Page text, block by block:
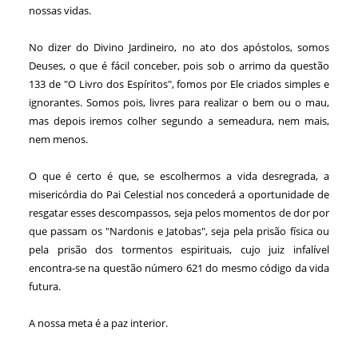
nossas vidas.
No dizer do Divino Jardineiro, no ato dos apóstolos, somos
Deuses, o que é fácil conceber, pois sob o arrimo da questão
133 de "O Livro dos Espíritos", fomos por Ele criados simples e
ignorantes. Somos pois, livres para realizar o bem ou o mau,
mas depois iremos colher segundo a semeadura, nem mais,
nem menos.
O que é certo é que, se escolhermos a vida desregrada, a
misericórdia do Pai Celestial nos concederá a oportunidade de
resgatar esses descompassos, seja pelos momentos de dor por
que passam os "Nardonis e Jatobas", seja pela prisão física ou
pela prisão dos tormentos espirituais, cujo juiz infalível
encontra-se na questão número 621 do mesmo código da vida
futura.
A nossa meta é a paz interior.